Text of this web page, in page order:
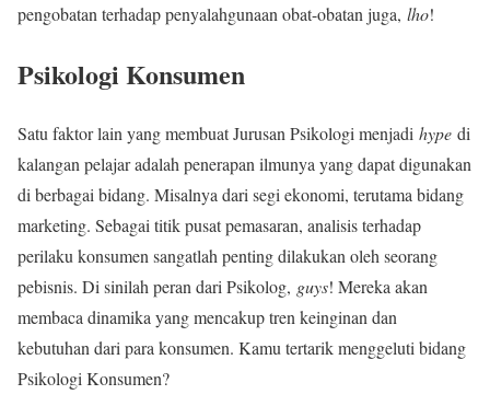
pengobatan terhadap penyalahgunaan obat-obatan juga, lho!
Psikologi Konsumen
Satu faktor lain yang membuat Jurusan Psikologi menjadi hype di
kalangan pelajar adalah penerapan ilmunya yang dapat digunakan
di berbagai bidang. Misalnya dari segi ekonomi, terutama bidang
marketing. Sebagai titik pusat pemasaran, analisis terhadap
perilaku konsumen sangatlah penting dilakukan oleh seorang
pebisnis. Di sinilah peran dari Psikolog, guys! Mereka akan
membaca dinamika yang mencakup tren keinginan dan
kebutuhan dari para konsumen. Kamu tertarik menggeluti bidang
Psikologi Konsumen?